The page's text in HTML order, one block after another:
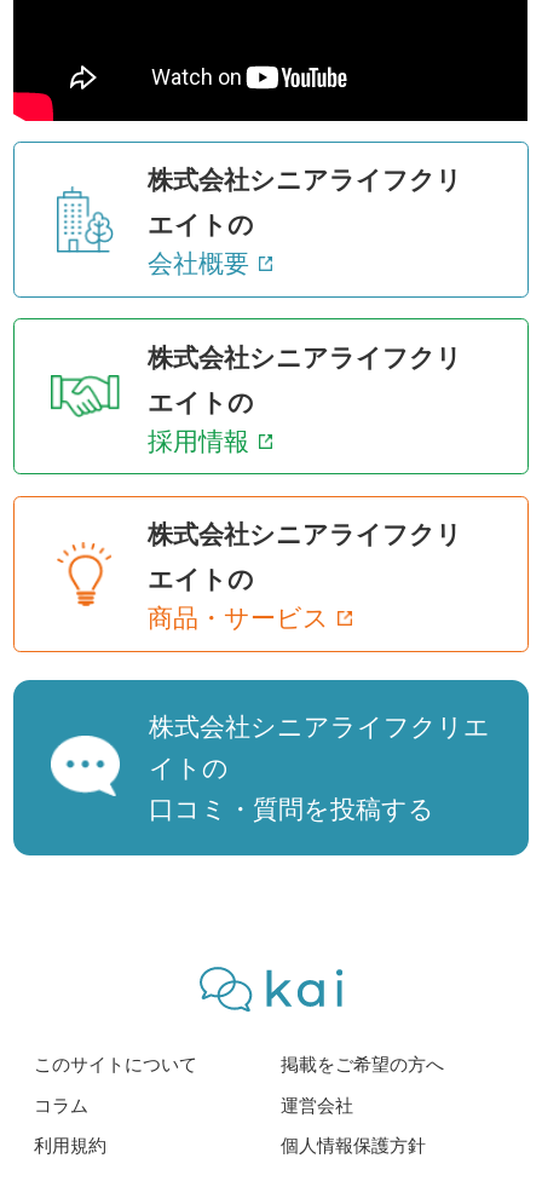
株式会社シニアライフクリ
エイトの
会社概要
株式会社シニアライフクリ
エイトの
採用情報
株式会社シニアライフクリ
エイトの
商品・サービス
株式会社シニアライフクリエ
イトの
口コミ・質問を投稿する
このサイトについて
掲載をご希望の方へ
コラム
運営会社
利用規約
個人情報保護方針